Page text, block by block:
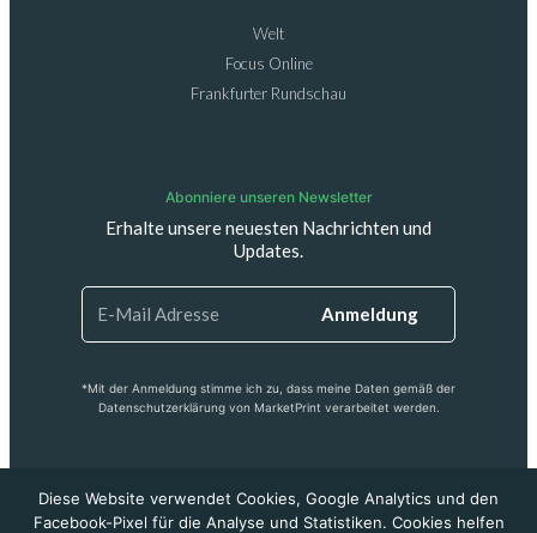
Welt
Focus Online
Frankfurter Rundschau
Abonniere unseren Newsletter
Erhalte unsere neuesten Nachrichten und
Updates.
Anmeldung
*Mit der Anmeldung stimme ich zu, dass meine Daten gemäß der
Datenschutzerklärung von MarketPrint verarbeitet werden.
Diese Website verwendet Cookies, Google Analytics und den
Facebook-Pixel für die Analyse und Statistiken. Cookies helfen